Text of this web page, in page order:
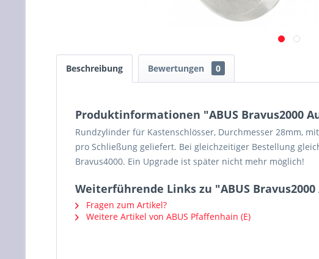
Beschreibung Bewertungen 0
Produktinformationen "ABUS Bravus2000
Rundzylinder für Kastenschlösser, Durchmesser 28mm,
pro Schließung geliefert. Bei gleichzeitiger Bestellung
Bravus4000. Ein Upgrade ist später nicht mehr möglich!
Weiterführende Links zu "ABUS
Fragen zum Artikel?
Weitere Artikel von ABUS Pfaffenhain (E)